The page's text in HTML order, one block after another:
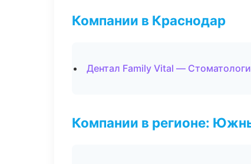
Компании в Краснодар
Дентал Family Vital —
Компании в регионе: